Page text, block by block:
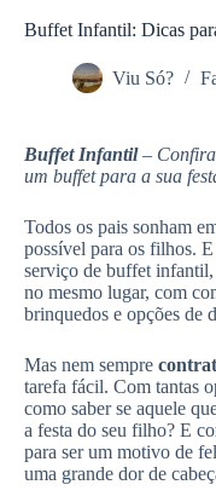
Buffet Infantil: Dicas
Viu Só?
Buffet Infantil– Confira
um buffet para a sua
Todos os pais sonham
possível para os filhos.
serviço de buffet
no mesmo lugar, com
brinquedos e opções de
Mas nem sempre
tarefa fácil. Com tantas
como saber se aquele
a festa do seu filho? E
para ser um motivo de
uma grande dor de